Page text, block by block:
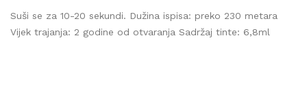
Suši se za 10-20 sekundi. Dužina ispisa: preko 230 metara
Vijek trajanja: 2 godine od otvaranja Sadržaj tinte: 6,8ml